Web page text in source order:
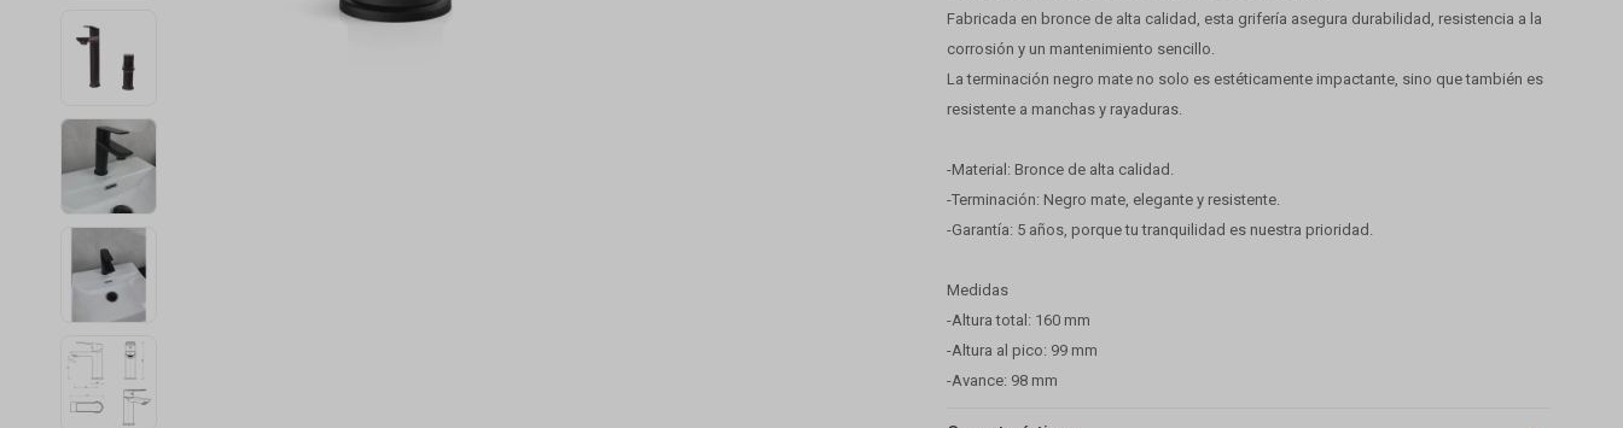
Fabricada en bronce de alta calidad, esta grifería asegura durabilidad, resistencia a la
corrosión y un mantenimiento sencillo.
La terminación negro mate no solo es estéticamente impactante, sino que también es
resistente a manchas y rayaduras.
-Material: Bronce de alta calidad.
-Terminación: Negro mate, elegante y resistente.
-Garantía: 5 años, porque tu tranquilidad es nuestra prioridad.
Medidas
-Altura total: 160 mm
-Altura al pico: 99 mm
-Avance: 98 mm